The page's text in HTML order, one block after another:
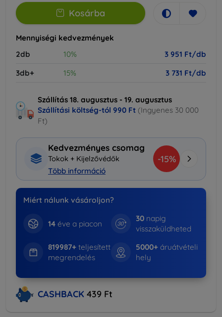
Kosárba
Mennyiségi kedvezmények
2db
10%
3 951 Ft/db
3db+
15% 3 731 Ft/db
Szállítás 18. augusztus - 19. augusztus
Szállítási költség-tól 990 Ft (Ingyenes 30 000
Ft)
Kedvezményes csomag
Tokok + Kijelzővédők
Több információ
-15%
Miért nálunk vásároljon?
14éve a piacon
30 napig
visszaküldheted
819987+teljesített
megrendelés
5000+ áruátvételi
hely
CASHBACK 439 Ft